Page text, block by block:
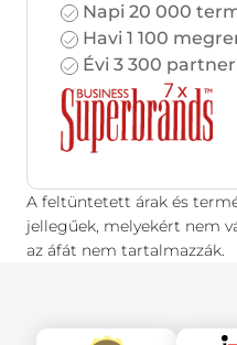
Napi 20 000
Havi 1 100
Évi 3 300 partner
A feltüntetett árak és
jellegűek, melyekért nem
az áfát nem tartalmazzák.